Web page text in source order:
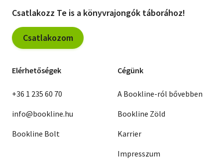
Csatlakozz Te is a könyvrajongók táborához!
Csatlakozom
Elérhetőségek
+36 1 235 60 70
info@bookline.hu
Bookline Bolt
Cégünk
A Bookline-ról bővebben
Bookline Zöld
Karrier
Impresszum